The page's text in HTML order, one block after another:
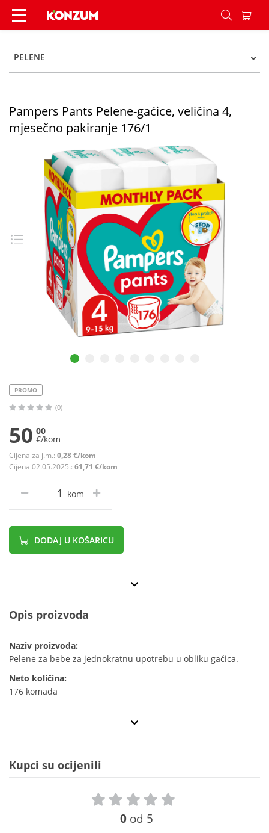
Pampers Pants Pelene-gaćice, veličina 4,
PELENE
Pampers Pants Pelene-gaćice, veličina 4,
mjesečno pakiranje 176/1
PROMO
(0)
50 00
€/kom
Cijena za j.m.: 0,28 €/kom
Cijena 02.05.2025.: 61,71 €/kom
kom
DODAJ U KOŠARICU
Opis proizvoda
Naziv proizvoda:
Pelene za bebe za jednokratnu upotrebu u obliku gaćica.
Neto količina:
176 komada
Kupci su ocijenili
0 od 5